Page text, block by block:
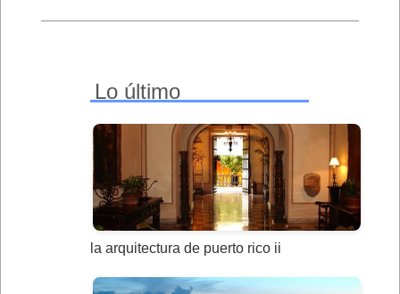
Lo último
la arquitectura de puerto rico ii